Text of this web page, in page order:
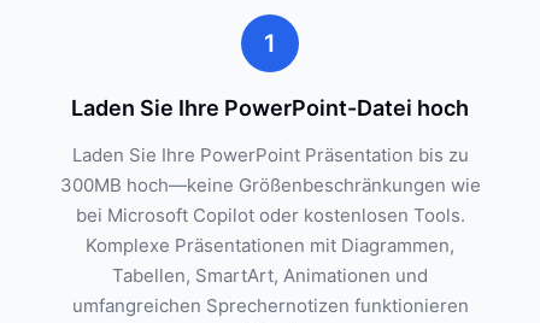
1
Laden Sie Ihre PowerPoint-Datei hoch
Laden Sie Ihre PowerPoint Präsentation bis zu
300MB hoch—keine Größenbeschränkungen wie
bei Microsoft Copilot oder kostenlosen Tools.
Komplexe Präsentationen mit Diagrammen,
Tabellen, SmartArt, Animationen und
umfangreichen Sprechernotizen funktionieren